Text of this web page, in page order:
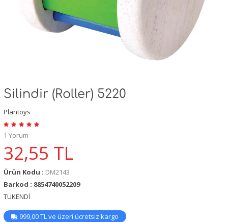
Silindir (Roller) 5220
Plantoys
1 Yorum
32,55 TL
Ürün Kodu : DM2143
Barkod : 8854740052209
TÜKENDİ
999,00 TL ve üzeri ücretsiz kargo